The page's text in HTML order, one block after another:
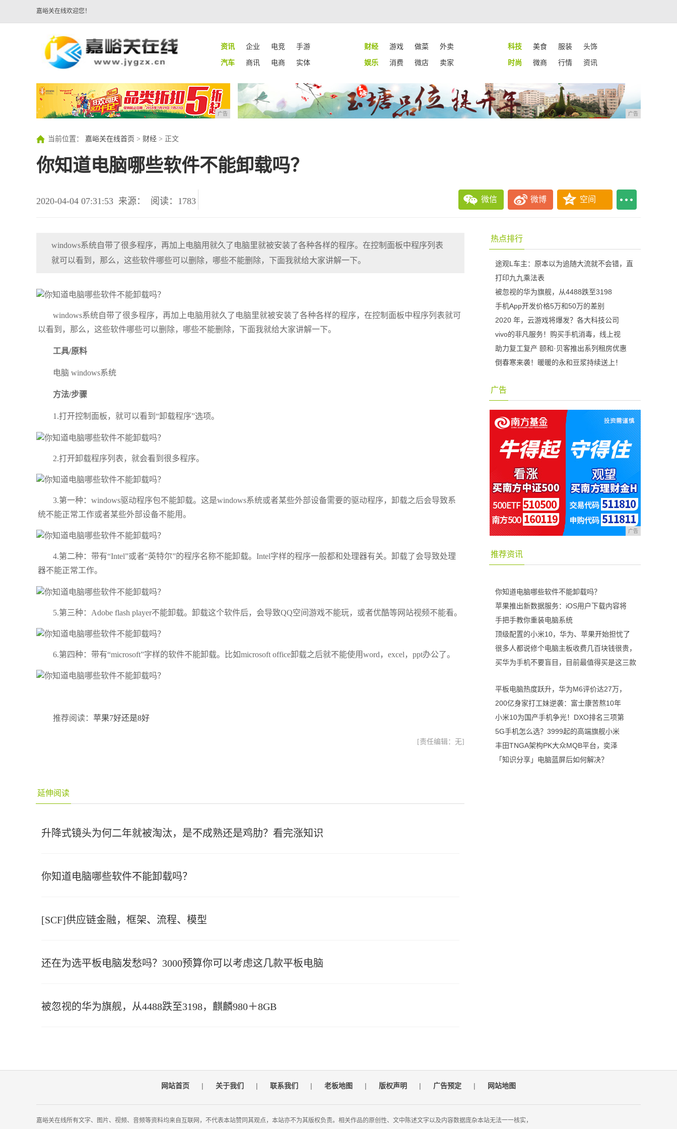
嘉峪关在线欢迎您！
资讯 企业 电竞 手游 财经 游戏 做菜 外卖 科技 美食 服装
头饰
汽车
商讯 电商 实体 娱乐 消费 微店 卖家 时尚 微商 行情 资讯
广告 广告
当前位置： 嘉峪关在线首页 > 财经 > 正文
你知道电脑哪些软件不能卸载吗？
2020-04-04 07:31:53 来源： 阅读：1783 微信 微博 空间
windows系统自带了很多程序，再加上电脑用就久了电脑里就被安装了各种各样的程序。在控制面板中程序列表
就可以看到，那么，这些软件哪些可以删除，哪些不能删除，下面我就给大家讲解一下。
windows系统自带了很多程序，再加上电脑用就久了电脑里就被安装了各种各样的程序，在控制面板中程序列表就可
以看到，那么，这些软件哪些可以删除，哪些不能删除，下面我就给大家讲解一下。
工具/原料
电脑 windows系统
方法/步骤
1.打开控制面板，就可以看到“卸载程序”选项。
2.打开卸载程序列表，就会看到很多程序。
3.第一种：windows驱动程序包不能卸载。这是windows系统或者某些外部设备需要的驱动程序，卸载之后会导致系
统不能正常工作或者某些外部设备不能用。
4.第二种：带有“Intel”或者“英特尔”的程序名称不能卸载。Intel字样的程序一般都和处理器有关。卸载了会导致处理
器不能正常工作。
5.第三种：Adobe flash player不能卸载。卸载这个软件后，会导致QQ空间游戏不能玩，或者优酷等网站视频不能看。
6.第四种：带有“microsoft”字样的软件不能卸载。比如microsoft office卸载之后就不能使用word，excel，ppt办公了。
推荐阅读： 苹果7好还是8好
[责任编辑：无]
延伸阅读
升降式镜头为何二年就被淘汰，是不成熟还是鸡肋？看完涨知识
你知道电脑哪些软件不能卸载吗？
[SCF]供应链金融，框架、流程、模型
还在为选平板电脑发愁吗？3000预算你可以考虑这几款平板电脑
被忽视的华为旗舰，从4488跌至3198，麒麟980＋8GB
热点排行
途观L车主：原本以为追随大流就不会错，直
打印九九乘法表
被忽视的华为旗舰，从4488跌至3198
手机App开发价格5万和50万的差别
2020 年，云游戏将爆发？各大科技公司
vivo的非凡服务！购买手机消毒，线上视
助力复工复产 颐和·贝客推出系列租房优惠
倒春寒来袭！暖暖的永和豆浆持续送上！
广告
广告
推荐资讯
你知道电脑哪些软件不能卸载吗？
苹果推出新数据服务：iOS用户下载内容将
手把手教你重装电脑系统
顶级配置的小米10，华为、苹果开始担忧了
很多人都说修个电脑主板收费几百块钱很贵，
买华为手机不要盲目，目前最值得买是这三款
平板电脑热度跃升，华为M6评价达27万，
200亿身家打工妹逆袭：富士康苦熬10年
小米10为国产手机争光！DXO排名三项第
5G手机怎么选？3999起的高端旗舰小米
丰田TNGA架构PK大众MQB平台，奕泽
「知识分享」电脑蓝屏后如何解决？
网站首页 | 关于我们 | 联系我们 | 老板地图 | 版权声明 | 广告预定 | 网站地图
嘉峪关在线所有文字、图片、视频、音频等资料均来自互联网，不代表本站赞同其观点，本站亦不为其版权负责。相关作品的原创性、文中陈述文字以及内容数据庞杂本站无法一一核实，